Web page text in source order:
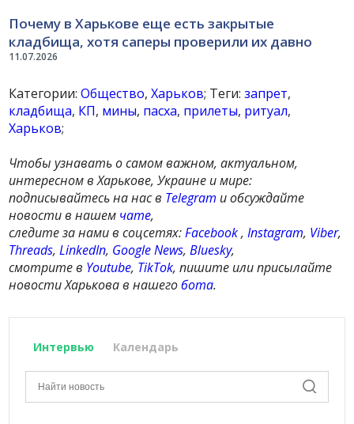
11.07.2026
Почему в Харькове еще есть закрытые
кладбища, хотя саперы проверили их давно
Категории:Общество,Харьков; Теги:запрет,
кладбища, КП, мины, пасха, прилеты, ритуал,
Харьков;
Чтобы узнавать о самом важном, актуальном,
интересном в Харькове, Украине и мире:
подписывайтесь на нас в Telegram и обсуждайте
новости в нашем чате,
следите за нами в соцсетях:Facebook,Instagram, Viber,
Threads,LinkedIn, Google News,Bluesky,
смотрите в Youtube, TikTok, пишите или присылайте
новости Харькова в нашегобота.
Интервью Календарь